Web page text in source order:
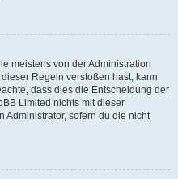
meistens von der Administration
Regeln verstoßen hast, kann
dass dies die Entscheidung der
Limited nichts mit dieser
Administrator, sofern du die nicht